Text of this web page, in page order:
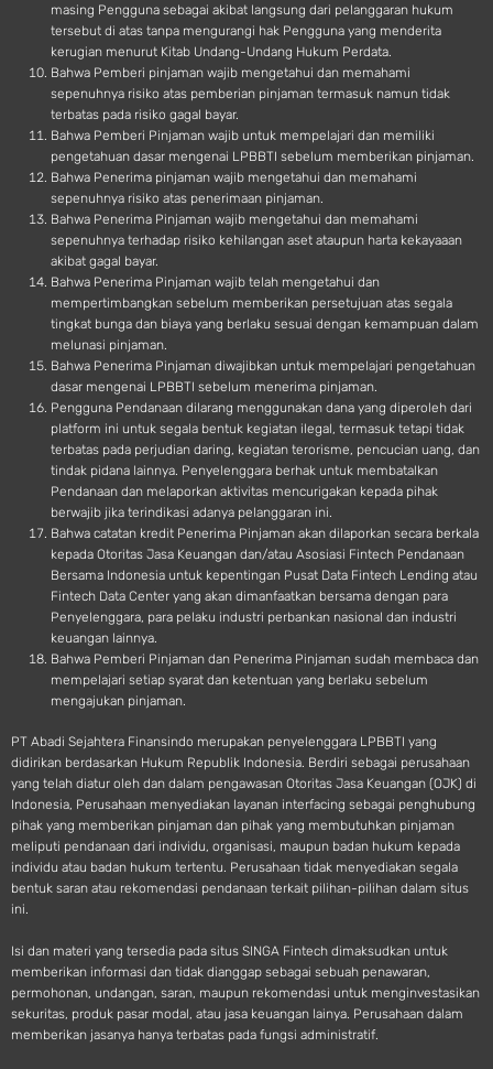
masing Pengguna sebagai akibat langsung dari pelanggaran hukum
tersebut di atas tanpa mengurangi hak Pengguna yang menderita
kerugian menurut Kitab Undang-Undang Hukum Perdata.
Bahwa Pemberi pinjaman wajib mengetahui dan memahami
sepenuhnya risiko atas pemberian pinjaman termasuk namun tidak
terbatas pada risiko gagal bayar.
Bahwa Pemberi Pinjaman wajib untuk mempelajari dan memiliki
pengetahuan dasar mengenai LPBBTI sebelum memberikan pinjaman.
Bahwa Penerima pinjaman wajib mengetahui dan memahami
sepenuhnya risiko atas penerimaan pinjaman.
Bahwa Penerima Pinjaman wajib mengetahui dan memahami
sepenuhnya terhadap risiko kehilangan aset ataupun harta kekayaaan
akibat gagal bayar.
Bahwa Penerima Pinjaman wajib telah mengetahui dan
mempertimbangkan sebelum memberikan persetujuan atas segala
tingkat bunga dan biaya yang berlaku sesuai dengan kemampuan dalam
melunasi pinjaman.
Bahwa Penerima Pinjaman diwajibkan untuk mempelajari pengetahuan
dasar mengenai LPBBTI sebelum menerima pinjaman.
Pengguna Pendanaan dilarang menggunakan dana yang diperoleh dari
platform ini untuk segala bentuk kegiatan ilegal, termasuk tetapi tidak
terbatas pada perjudian daring, kegiatan terorisme, pencucian uang, dan
tindak pidana lainnya. Penyelenggara berhak untuk membatalkan
Pendanaan dan melaporkan aktivitas mencurigakan kepada pihak
berwajib jika terindikasi adanya pelanggaran ini.
Bahwa catatan kredit Penerima Pinjaman akan dilaporkan secara berkala
kepada Otoritas Jasa Keuangan dan/atau Asosiasi Fintech Pendanaan
Bersama Indonesia untuk kepentingan Pusat Data Fintech Lending atau
Fintech Data Center yang akan dimanfaatkan bersama dengan para
Penyelenggara, para pelaku industri perbankan nasional dan industri
keuangan lainnya.
Bahwa Pemberi Pinjaman dan Penerima Pinjaman sudah membaca dan
mempelajari setiap syarat dan ketentuan yang berlaku sebelum
mengajukan pinjaman.
PT Abadi Sejahtera Finansindo merupakan penyelenggara LPBBTI yang
didirikan berdasarkan Hukum Republik Indonesia. Berdiri sebagai perusahaan
yang telah diatur oleh dan dalam pengawasan Otoritas Jasa Keuangan (OJK) di
Indonesia, Perusahaan menyediakan layanan interfacing sebagai penghubung
pihak yang memberikan pinjaman dan pihak yang membutuhkan pinjaman
meliputi pendanaan dari individu, organisasi, maupun badan hukum kepada
individu atau badan hukum tertentu. Perusahaan tidak menyediakan segala
bentuk saran atau rekomendasi pendanaan terkait pilihan-pilihan dalam situs
ini.
Isi dan materi yang tersedia pada situs SINGA Fintech dimaksudkan untuk
memberikan informasi dan tidak dianggap sebagai sebuah penawaran,
permohonan, undangan, saran, maupun rekomendasi untuk menginvestasikan
sekuritas, produk pasar modal, atau jasa keuangan lainya. Perusahaan dalam
memberikan jasanya hanya terbatas pada fungsi administratif.